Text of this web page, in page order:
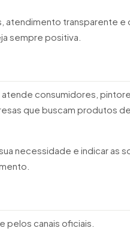
transparente e
sempre positiva.
atende consumidores,
que buscam produtos
necessidade e indicar as
pelos canais oficiais.